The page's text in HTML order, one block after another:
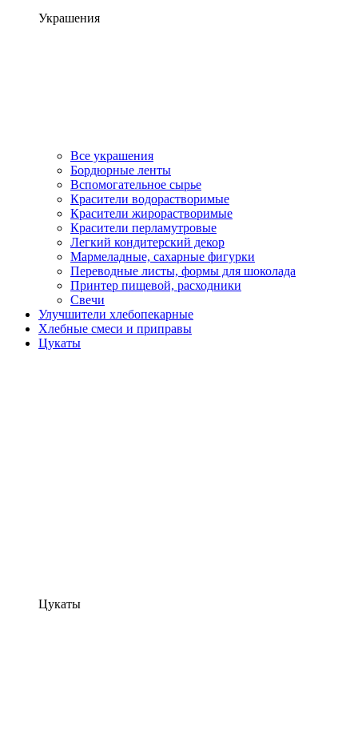
Украшения
Все украшения
Бордюрные ленты
Вспомогательное сырье
Красители водорастворимые
Красители жирорастворимые
Красители перламутровые
Легкий кондитерский декор
Мармеладные, сахарные фигурки
Переводные листы, формы для шоколада
Принтер пищевой, расходники
Свечи
Улучшители хлебопекарные
Хлебные смеси и приправы
Цукаты
Цукаты